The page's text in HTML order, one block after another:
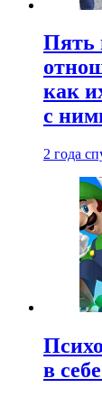
Пять
как
с
2 года
в